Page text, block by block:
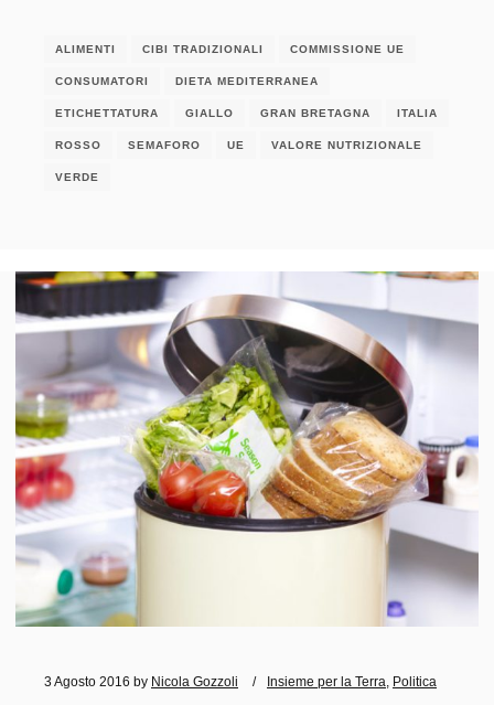
ALIMENTI CIBI TRADIZIONALI COMMISSIONE UE
CONSUMATORI DIETA MEDITERRANEA
ETICHETTATURA GIALLO GRAN BRETAGNA ITALIA
ROSSO SEMAFORO UE VALORE NUTRIZIONALE
VERDE
3 Agosto 2016 by Nicola Gozzoli Insieme per la Terra Politica